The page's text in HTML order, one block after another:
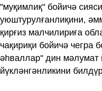
"муқимлиқ" бойичә
уюштурулғанлиқини,
қирғиз малчилириға
чақириқи бойичә чегра
әһваллар" дин мәлумат
йүкләнгәнликини